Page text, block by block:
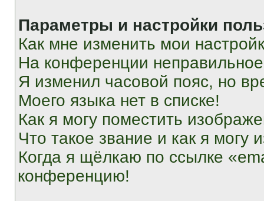
Параметры и настройки
Как мне изменить мои
На конференции
Я изменил часовой пояс, но
Моего языка нет в списке!
Как я могу поместить
Что такое звание и как я могу
Когда я щёлкаю по ссылке
конференцию!